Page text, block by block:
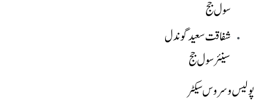
سول جج
شفاقت سعید گوندل
سینئر سول جج
پولیس و سروس سیکٹر